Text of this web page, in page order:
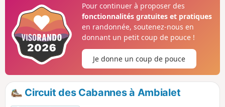
splendide presqu’île classée depuis 1948. Le
prieuré domine la boucle du Tarn, il est
l’aboutissement du très beau chemin de croix
qui commence à l’entour de la Chapelle Saint-
Gilles, enchâssée dans le rocher.
Pour continuer à proposer des
fonctionnalités gratuites et pratiques
en randonnée, soutenez-nous en
donnant un petit coup de pouce !
Je donne un coup de pouce
Circuit des Cabannes à Ambialet